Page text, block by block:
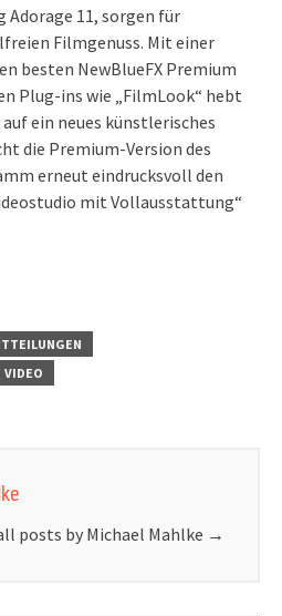
11, sorgen für
Filmgenuss. Mit einer
besten NewBlueFX Premium
Plug-ins wie „FilmLook“ hebt
ein neues künstlerisches
die Premium-Version des
erneut eindrucksvoll den
mit Vollausstattung“
VIDEO
posts by Michael Mahlke →